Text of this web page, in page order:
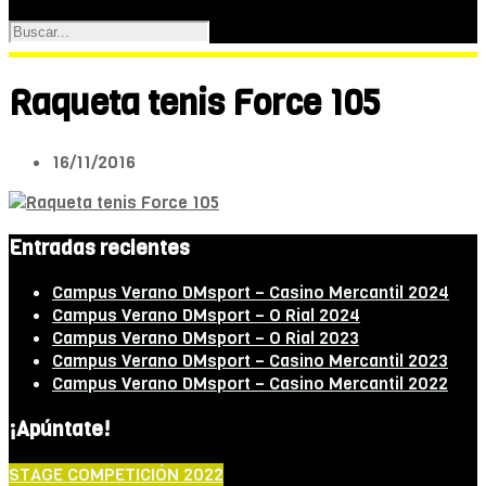
Raqueta tenis Force 105
16/11/2016
Entradas recientes
Campus Verano DMsport – Casino Mercantil 2024
Campus Verano DMsport – O Rial 2024
Campus Verano DMsport – O Rial 2023
Campus Verano DMsport – Casino Mercantil 2023
Campus Verano DMsport – Casino Mercantil 2022
¡Apúntate!
STAGE COMPETICIÓN 2022